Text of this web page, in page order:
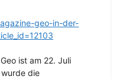
geo-in-der-
ist am 22. Juli
die